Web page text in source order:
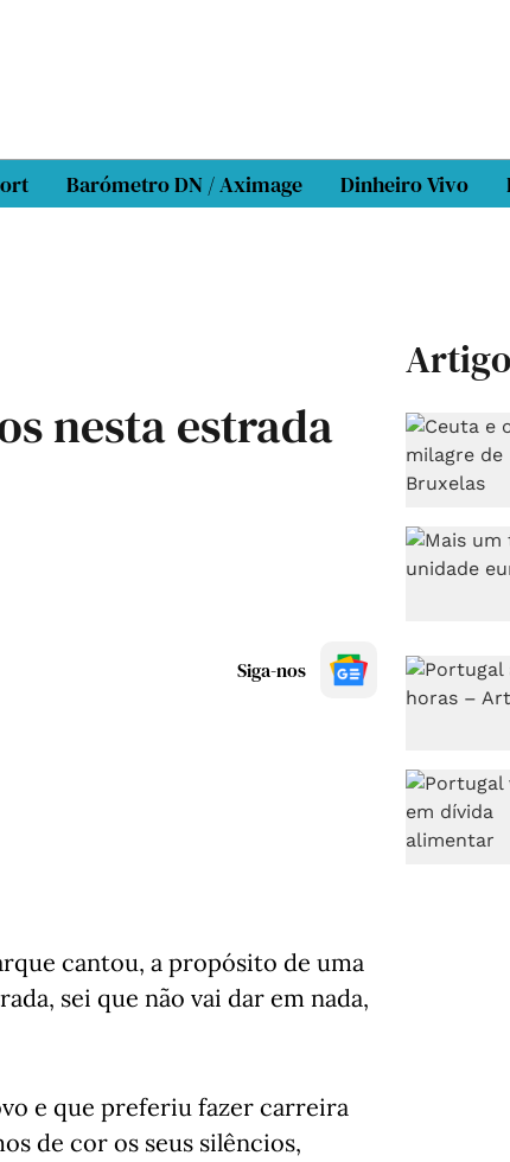
Barómetro DN / Aximage Dinheiro Vivo
nesta estrada
Siga-nos
cantou, a propósito de uma
sei que não vai dar em nada,
e que preferiu fazer carreira
de cor os seus silêncios,